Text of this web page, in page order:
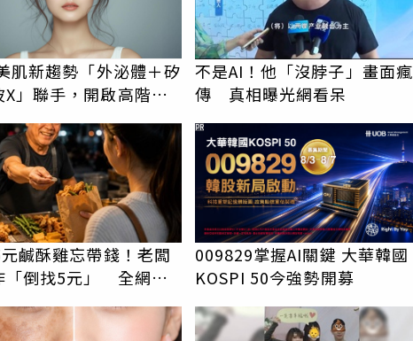
肌新趨勢「外泌體＋矽
X」聯手，開啟高階養
代
不是AI！他「沒脖子」畫面瘋
傳 真相曝光網看呆
鹹酥雞忘帶錢！老闆
「倒找5元」 全網看
009829掌握AI關鍵 大華韓國
KOSPI 50今強勢開募
PR